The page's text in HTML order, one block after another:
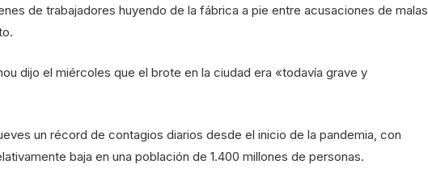
de trabajadores huyendo de la fábrica a pie entre acusaciones de malas
dijo el miércoles que el brote en la ciudad era «todavía grave y
un récord de contagios diarios desde el inicio de la pandemia, con
baja en una población de 1.400 millones de personas.